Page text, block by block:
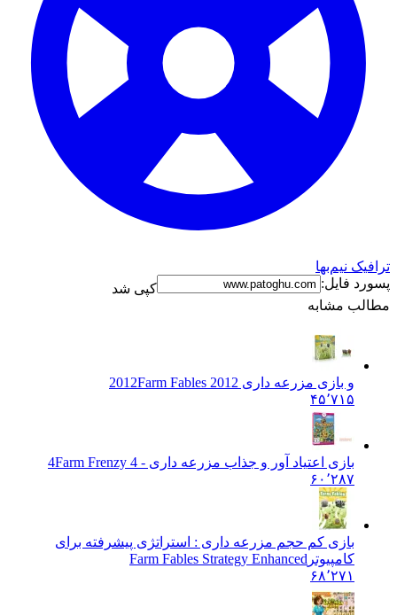
ترافیک نیم‌بها
پسورد فایل:
کپی شد
مطالب مشابه
و بازی مزرعه داری 2012 Farm Fables 2012
۴۵٬۷۱۵
بازی اعتیاد آور و جذاب مزرعه داری - 4 Farm Frenzy 4
۶۰٬۲۸۷
بازی کم حجم مزرعه داری : استراتژی پیشرفته برای
کامپیوتر Farm Fables Strategy Enhanced
۶۸٬۲۷۱